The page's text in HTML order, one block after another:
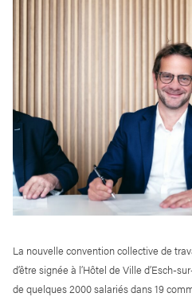
La nouvelle convention collective de
d’être signée à l’Hôtel de Ville d’Esch-
de quelques 2000 salariés dans 19